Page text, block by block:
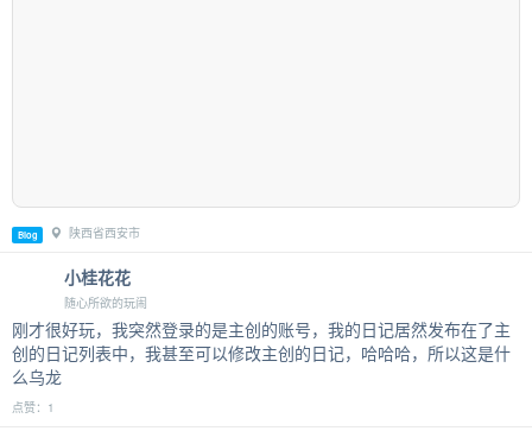
Blog 陕西省西安市
小桂花花
随心所欲的玩闹
刚才很好玩，我突然登录的是主创的账号，我的日记居然发布在了主
创的日记列表中，我甚至可以修改主创的日记，哈哈哈，所以这是什
么乌龙
点赞：1